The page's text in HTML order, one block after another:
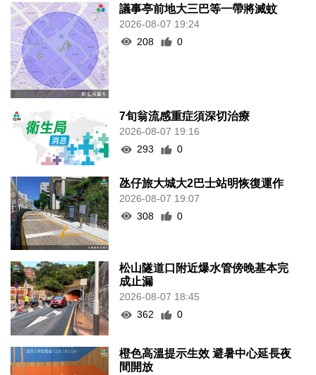
議事亭前地大三巴等一帶將滅蚊
2026-08-07 19:24
208
0
7旬翁流感重症須深切治療
2026-08-07 19:16
293
0
氹仔旅大城大2巴士站明恢復運作
2026-08-07 19:07
308
0
松山隧道口附近爆水管傍晚基本完
成止漏
2026-08-07 18:45
362
0
橙色高溫提示生效 避暑中心延長夜
間開放